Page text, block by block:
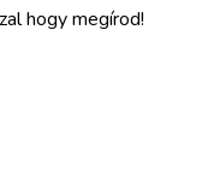
hogy megírod!